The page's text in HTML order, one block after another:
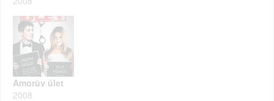
Amorův úlet
2008